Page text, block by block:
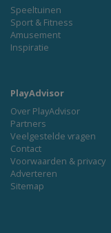
Speeltuinen
Sport & Fitness
Amusement
Inspiratie
PlayAdvisor
Over PlayAdvisor
Partners
Veelgestelde vragen
Contact
Voorwaarden & privacy
Adverteren
Sitemap